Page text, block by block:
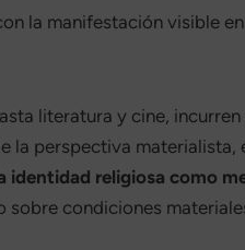
la manifestación visible
literatura y cine,
la perspectiva
identidad religiosa como
condiciones